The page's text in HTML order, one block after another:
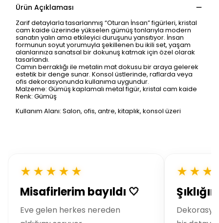
Ürün Açıklaması
Zarif detaylarla tasarlanmış “Oturan İnsan” figürleri, kristal
cam kaide üzerinde yükselen gümüş tonlarıyla modern
sanatın yalın ama etkileyici duruşunu yansıtıyor. İnsan
formunun soyut yorumuyla şekillenen bu ikili set, yaşam
alanlarınıza sanatsal bir dokunuş katmak için özel olarak
tasarlandı.
Camın berraklığı ile metalin mat dokusu bir araya gelerek
estetik bir denge sunar. Konsol üstlerinde, raflarda veya
ofis dekorasyonunda kullanıma uygundur.
Malzeme: Gümüş kaplamalı metal figür, kristal cam kaide
Renk: Gümüş
Kullanım Alanı: Salon, ofis, antre, kitaplık, konsol üzeri
★★★★★
Misafirlerim bayıldı 🤍
Eve gelen herkes nereden